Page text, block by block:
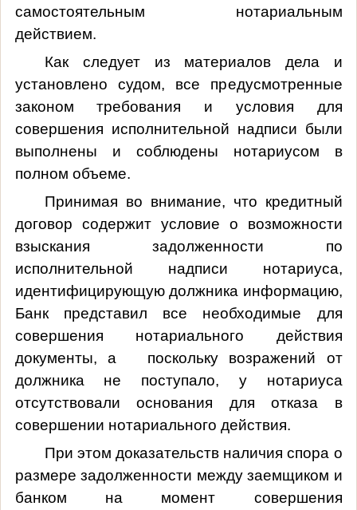
самостоятельным нотариальным
действием.
Как следует из материалов дела и
установлено судом, все предусмотренные
законом требования и условия для
совершения исполнительной надписи были
выполнены и соблюдены нотариусом в
полном объеме.
Принимая во внимание, что кредитный
договор содержит условие о возможности
взыскания задолженности по
исполнительной надписи нотариуса,
идентифицирующую должника информацию,
Банк представил все необходимые для
совершения нотариального действия
документы, а поскольку возражений от
должника не поступало, у нотариуса
отсутствовали основания для отказа в
совершении нотариального действия.
При этом доказательств наличия спора о
размере задолженности между заемщиком и
банком на момент совершения